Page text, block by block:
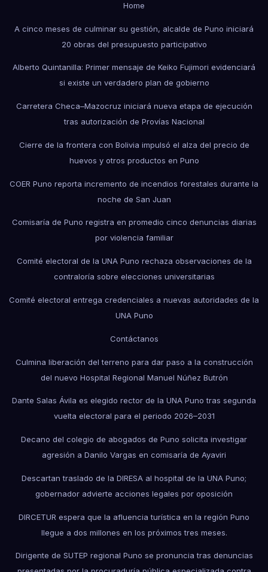
Home
A cinco meses de culminar su gestión, alcalde de Puno iniciará
20 obras del presupuesto participativo
Alberto Quintanilla: Primer mensaje de Keiko Fujimori evidenciará
si existe un verdadero plan de gobierno
Carretera Checa–Mazocruz iniciará nueva etapa de ejecución
tras autorización de Provías Nacional
Cierre de la frontera con Bolivia impulsó el alza del precio de
huevos y otros productos en Puno
COER Puno reporta incremento de incendios forestales durante la
noche de San Juan
Comisaría de Puno registra en promedio cinco denuncias diarias
por violencia familiar
Comité electoral de la UNA Puno rechaza observaciones de la
contraloría sobre elecciones universitarias
Comité electoral entrega credenciales a nuevas autoridades de la
UNA Puno
Contáctanos
Culmina liberación del terreno para dar paso a la construcción
del nuevo Hospital Regional Manuel Núñez Butrón
Dante Salas Ávila es elegido rector de la UNA Puno tras segunda
vuelta electoral para el periodo 2026–2031
Decano del colegio de abogados de Puno solicita investigar
agresión a Danilo Vargas en comisaría de Ayaviri
Descartan traslado de la DIRESA al hospital de la UNA Puno;
gobernador advierte acciones legales por oposición
DIRCETUR espera que la afluencia turística en la región Puno
llegue a dos millones en los próximos tres meses.
Dirigente de SUTEP regional Puno se pronuncia tras denuncias